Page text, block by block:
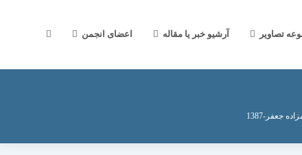
تصاویر آرشیو خبر یا مقاله اعضای انجمن جستجوی
جعفر-1387